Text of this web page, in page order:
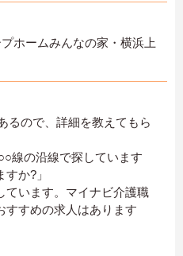
ホームみんなの家・横浜上
るので、詳細を教えてもら
線の沿線で探しています
か?」
ています。マイナビ介護職
すめの求人はあります